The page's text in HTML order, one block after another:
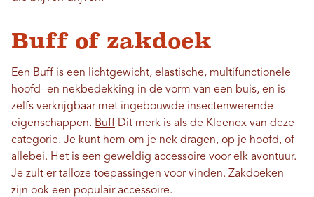
Buff of zakdoek
Een Buff is een lichtgewicht, elastische, multifunctionele
hoofd- en nekbedekking in de vorm van een buis, en is
zelfs verkrijgbaar met ingebouwde insectenwerende
eigenschappen. Buff Dit merk is als de Kleenex van deze
categorie. Je kunt hem om je nek dragen, op je hoofd, of
allebei. Het is een geweldig accessoire voor elk avontuur.
Je zult er talloze toepassingen voor vinden. Zakdoeken
zijn ook een populair accessoire.